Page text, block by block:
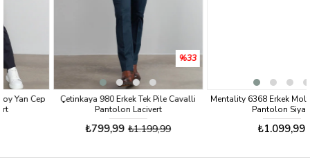
Çetinkaya 980 Erkek Tek Pile Cavalli
Pantolon Lacivert
₺1.199,99
%33
Mentality 6368 Erkek Molfoy Yan Cep
Pantolon Siyah
₺1.099,99